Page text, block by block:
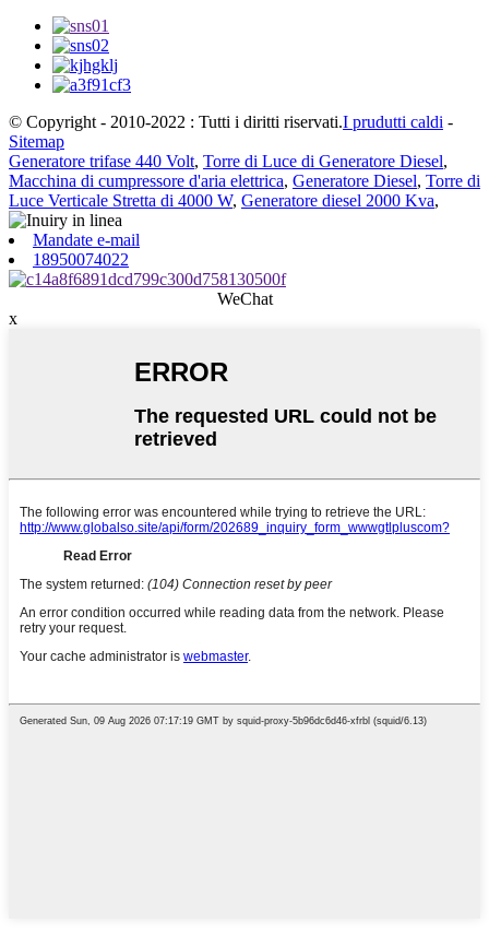
© Copyright - 2010-2022 : Tutti i diritti riservati.I prudutti caldi -
Sitemap
Generatore trifase 440 Volt, Torre di Luce di Generatore Diesel,
Macchina di cumpressore d'aria elettrica, Generatore Diesel, Torre di
Luce Verticale Stretta di 4000 W, Generatore diesel 2000 Kva,
Mandate e-mail
18950074022
WeChat
x